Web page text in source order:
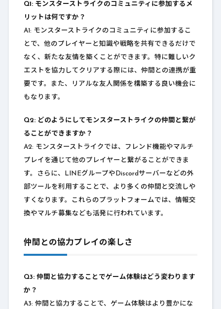
Q1: モンスターストライクのコミュニティに参加するメ
リットは何ですか？
A1: モンスターストライクのコミュニティに参加するこ
とで、他のプレイヤーと知識や戦略を共有できるだけで
なく、新たな友情を築くことができます。特に難しいク
エストを協力してクリアする際には、仲間との連携が重
要です。また、リアルな友人関係を構築する良い機会に
もなります。
Q2: どのようにしてモンスターストライクの仲間と繋が
ることができますか？
A2: モンスターストライクでは、フレンド機能やマルチ
プレイを通じて他のプレイヤーと繋がることができま
す。さらに、LINEグループやDiscordサーバーなどの外
部ツールを利用することで、より多くの仲間と交流しや
すくなります。これらのプラットフォームでは、情報交
換やマルチ募集なども活発に行われています。
仲間との協力プレイの楽しさ
Q3: 仲間と協力することでゲーム体験はどう変わります
か？
A3: 仲間と協力することで、ゲーム体験はより豊かにな